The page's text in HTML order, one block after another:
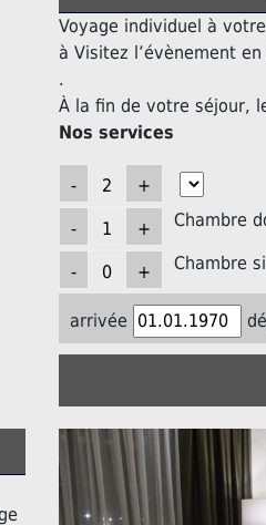
Voyage individuel à
à Visitez l’évènement
.
À la fin de votre séjour,
Nos services
Chambre
Chambre
arrivée